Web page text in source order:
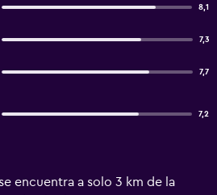
8,1
7,3
7,7
7,2
encuentra a solo 3 km de la